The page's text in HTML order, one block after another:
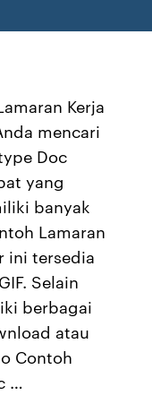
Kerja
mencari
Doc
yang
banyak
Lamaran
ini tersedia
Selain
berbagai
atau
Contoh
…